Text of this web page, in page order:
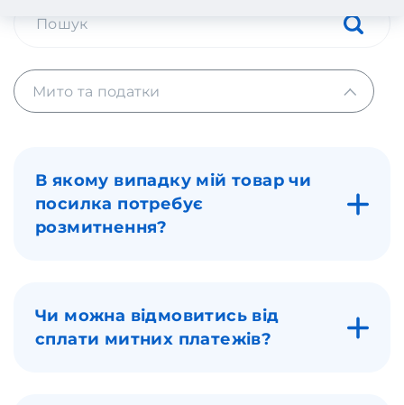
Мито та податки
В якому випадку мій товар чи
посилка потребує
розмитнення?
Чи можна відмовитись від
сплати митних платежів?